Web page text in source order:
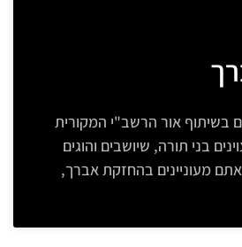
אור הרשב"י המקורית
בני תורה, שיושבים והוגים
מעוניינים בהחזקת אברך,